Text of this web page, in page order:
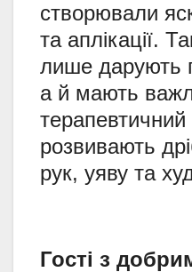
створювали
та аплікації.
лише дарують
а й мають
розвивають
рук, уяву та
Гості з